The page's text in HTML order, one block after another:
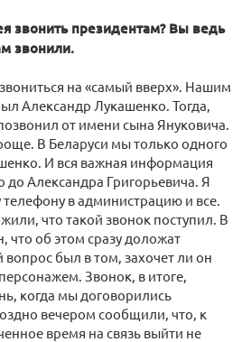
звонить президентам? Вы ведь
звонили.
на «самый вверх». Нашим
Александр Лукашенко. Тогда,
от имени сына Януковича.
В Беларуси мы только одного
И вся важная информация
до Александра Григорьевича. Я
в администрацию и все.
что такой звонок поступил. В
что об этом сразу доложат
вопрос был в том, захочет ли он
Звонок, в итоге,
когда мы договорились
вечером сообщили, что, к
время на связь выйти не